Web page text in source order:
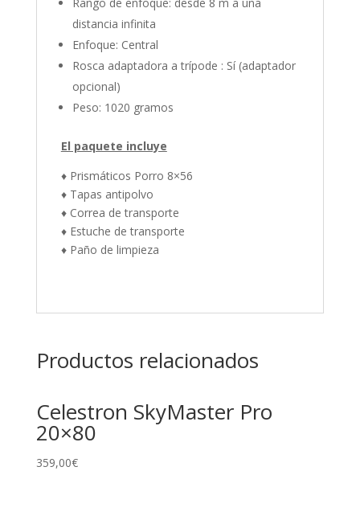
Rango de enfoque: desde 8 m a una
distancia infinita
Enfoque: Central
Rosca adaptadora a trípode : Sí (adaptador
opcional)
Peso: 1020 gramos
El paquete incluye
♦ Prismáticos Porro 8×56
♦ Tapas antipolvo
♦ Correa de transporte
♦ Estuche de transporte
♦ Paño de limpieza
Productos relacionados
Celestron SkyMaster Pro
20×80
359,00€